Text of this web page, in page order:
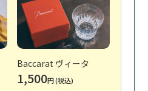
Baccarat ヴィータ
1,500円 (税込)